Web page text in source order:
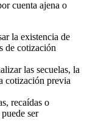
cuenta ajena o
la existencia de
de cotización
las secuelas, la
cotización previa
recaídas o
ser